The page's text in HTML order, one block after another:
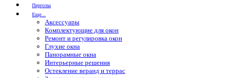
Перголы
Еще...
Аксессуары
Комплектующие для окон
Ремонт и регулировка окон
Глухие окна
Панорамные окна
Интерьерные решения
Остекление веранд и террас